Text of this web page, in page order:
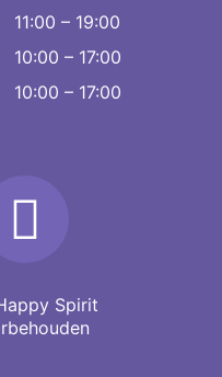
11:00 – 19:00
10:00 – 17:00
10:00 – 17:00
Spirit